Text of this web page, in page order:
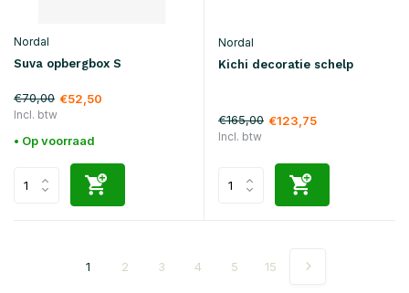
Nordal
Suva opbergbox S
€70,00 €52,50
Incl. btw
• Op voorraad
Nordal
Kichi decoratie schelp
€165,00 €123,75
Incl. btw
1 2 3 4 5 15